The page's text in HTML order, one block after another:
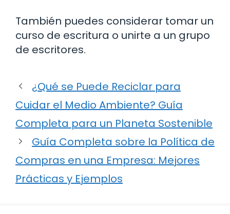
También puedes considerar tomar un
curso de escritura o unirte a un grupo
de escritores.
¿Qué se Puede Reciclar para
Cuidar el Medio Ambiente? Guía
Completa para un Planeta Sostenible
Guía Completa sobre la Política de
Compras en una Empresa: Mejores
Prácticas y Ejemplos